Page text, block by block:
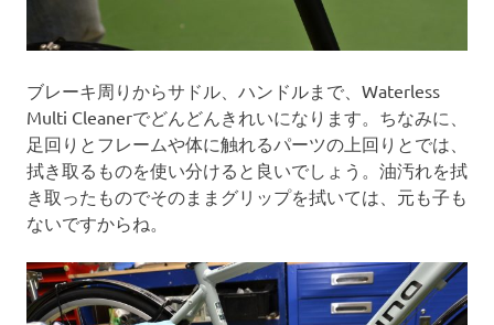
ブレーキ周りからサドル、ハンドルまで、Waterless
Multi Cleanerでどんどんきれいになります。ちなみに、
足回りとフレームや体に触れるパーツの上回りとでは、
拭き取るものを使い分けると良いでしょう。油汚れを拭
き取ったものでそのままグリップを拭いては、元も子も
ないですからね。